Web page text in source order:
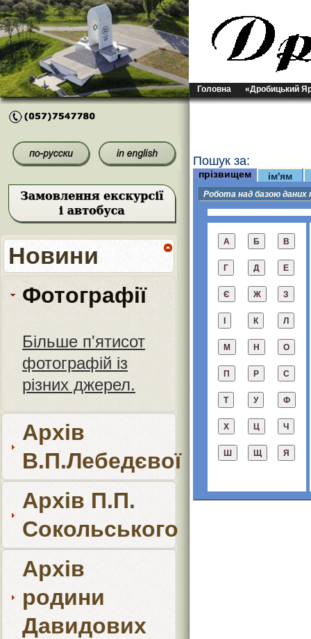
Головна «Дробицький
Новини
Фотографії
Більше п'ятисот
фотографій із
різних джерел.
Архів
В.П.Лебедєвої
Архів П.П.
Сокольського
Архів
родини
Давидових
Пошук за:
прізвищем ім'ям
Робота над базою даних